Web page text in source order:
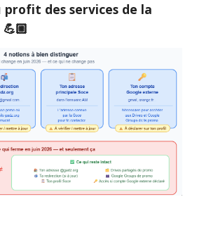
profit des services de la